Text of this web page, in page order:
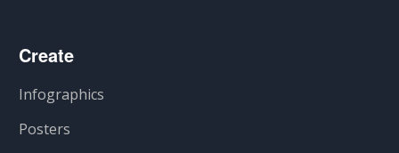
Create
Infographics
Posters